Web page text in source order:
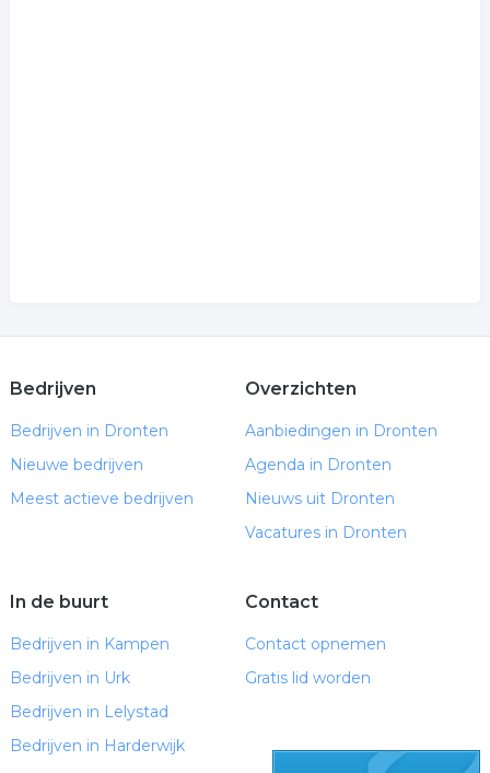
Bedrijven
Bedrijven in Dronten
Nieuwe bedrijven
Meest actieve bedrijven
Overzichten
Aanbiedingen in Dronten
Agenda in Dronten
Nieuws uit Dronten
Vacatures in Dronten
In de buurt
Bedrijven in Kampen
Bedrijven in Urk
Bedrijven in Lelystad
Bedrijven in Harderwijk
Contact
Contact opnemen
Gratis lid worden